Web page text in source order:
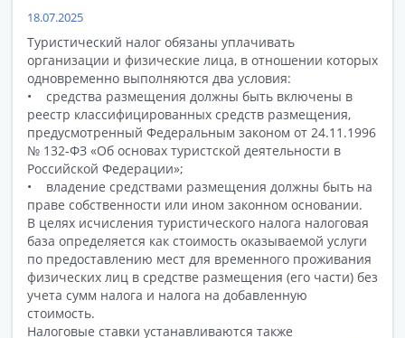
Публичные слушания и общественные обсуждения
Документы
18.07.2025
Туристический налог обязаны уплачивать
организации и физические лица, в отношении которых
одновременно выполняются два условия:
• средства размещения должны быть включены в
реестр классифицированных средств размещения,
предусмотренный Федеральным законом от 24.11.1996
№ 132-ФЗ «Об основах туристской деятельности в
Российской Федерации»;
• владение средствами размещения должны быть на
праве собственности или ином законном основании.
В целях исчисления туристического налога налоговая
база определяется как стоимость оказываемой услуги
по предоставлению мест для временного проживания
физических лиц в средстве размещения (его части) без
учета сумм налога и налога на добавленную
стоимость.
Налоговые ставки устанавливаются также